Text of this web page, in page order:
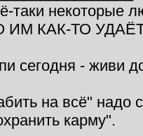
таки некоторые
ИМ КАК-ТО
сегодня - живи
на всё" надо
карму".